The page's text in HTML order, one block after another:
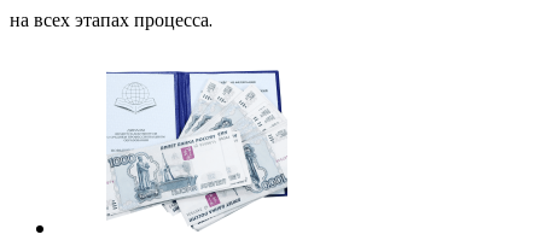
на всех этапах процесса.